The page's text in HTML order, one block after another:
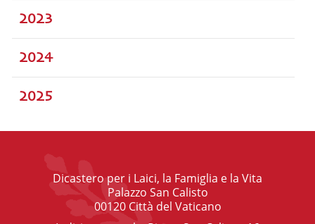
2023
2024
2025
Dicastero per i Laici, la Famiglia e la Vita
Palazzo San Calisto
00120 Città del Vaticano